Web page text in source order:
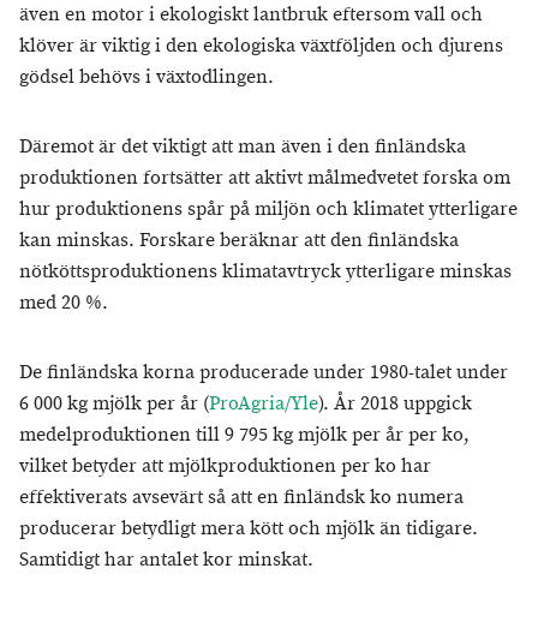
även en motor i ekologiskt lantbruk eftersom vall och
klöver är viktig i den ekologiska växtföljden och djurens
gödsel behövs i växtodlingen.
Däremot är det viktigt att man även i den finländska
produktionen fortsätter att aktivt målmedvetet forska om
hur produktionens spår på miljön och klimatet ytterligare
kan minskas. Forskare beräknar att den finländska
nötköttsproduktionens klimatavtryck ytterligare minskas
med 20 %.
De finländska korna producerade under 1980-talet under
6 000 kg mjölk per år (ProAgria/Yle). År 2018 uppgick
medelproduktionen till 9 795 kg mjölk per år per ko,
vilket betyder att mjölkproduktionen per ko har
effektiverats avsevärt så att en finländsk ko numera
producerar betydligt mera kött och mjölk än tidigare.
Samtidigt har antalet kor minskat.